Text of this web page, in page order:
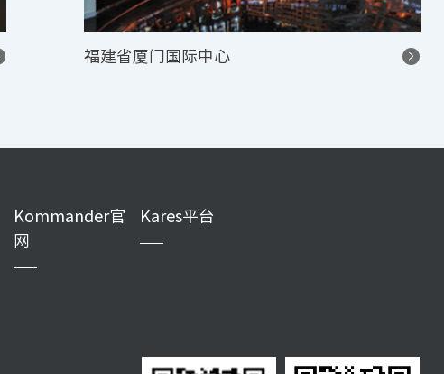
福建省厦门国际中心
Kommander官
网
Kares平台